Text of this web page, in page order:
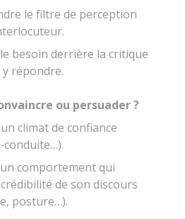
le filtre de perception
besoin derrière la critique
répondre.
ou persuader ?
climat de confiance
conduite…).
comportement qui
de son discours
posture…).